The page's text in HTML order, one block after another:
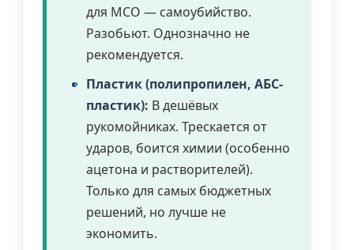
для МСО — самоубийство.
Разобьют. Однозначно не
рекомендуется.
Пластик (полипропилен, АБС-
пластик): В дешёвых
рукомойниках. Трескается от
ударов, боится химии (особенно
ацетона и растворителей).
Только для самых бюджетных
решений, но лучше не
экономить.